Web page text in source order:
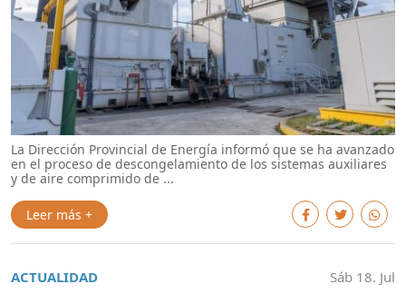
La Dirección Provincial de Energía informó que se ha avanzado
en el proceso de descongelamiento de los sistemas auxiliares
y de aire comprimido de ...
Leer más +
ACTUALIDAD
Sáb 18. Jul